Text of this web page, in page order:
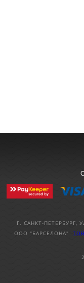
Г. САНКТ-ПЕТЕРБУРГ,
ООО "БАРСЕЛОНА"